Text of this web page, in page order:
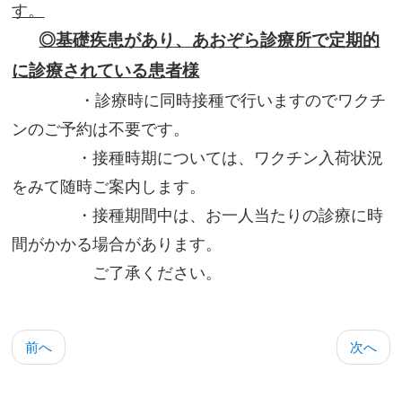
す。
◎基礎疾患があり、あおぞら診療所で定期的
に診療されている患者様
・診療時に同時接種で行いますのでワクチ
ンのご予約は不要です。
・接種時期については、ワクチン入荷状況
をみて随時ご案内します。
・接種期間中は、お一人当たりの診療に時
間がかかる場合があります。
ご了承ください。
前へ 次へ